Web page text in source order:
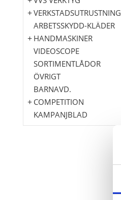
VERKSTADSUTRUSTNING
ARBETSSKYDD-KLÄDER
HANDMASKINER
VIDEOSCOPE
SORTIMENTLÅDOR
ÖVRIGT
BARNAVD.
COMPETITION
KAMPANJBLAD